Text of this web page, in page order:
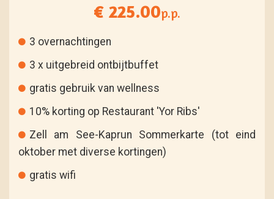
€ 225.00p.p.
3 overnachtingen
3 x uitgebreid ontbijtbuffet
gratis gebruik van wellness
10% korting op Restaurant 'Yor Ribs'
Zell am See-Kaprun Sommerkarte (tot eind
oktober met diverse kortingen)
gratis wifi